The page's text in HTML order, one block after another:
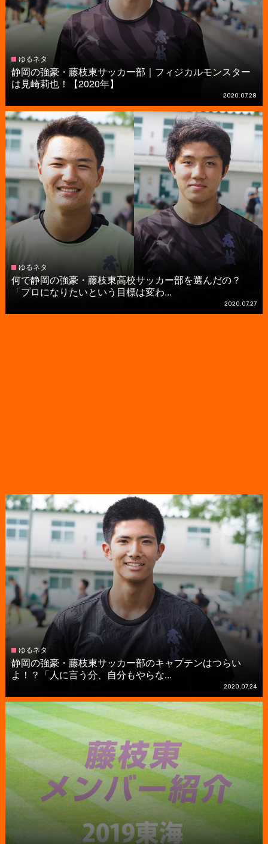
ゆるネタ
静岡の強豪・藤枝東サッカー部｜フィジカルモンスター
は見崎莉也！【2020年】
2020.07.28
ゆるネタ
何で静岡の強豪・藤枝東高校サッカー部を選んだの？
「プロになりたいという目標は変わ...
2020.07.27
ゆるネタ
静岡の強豪・藤枝東サッカー部のキャプテンはつらい
よ！？「人に言う分、自分もやらな...
2020.07.24